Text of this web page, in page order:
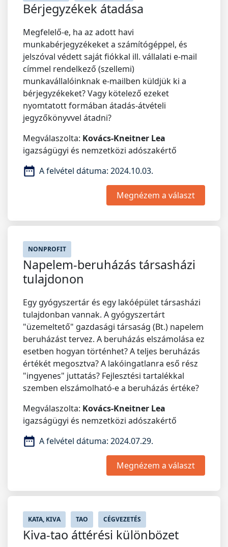
Bérjegyzékek átadása
Megfelelő-e, ha az adott havi
munkabérjegyzékeket a számítógéppel, és
jelszóval védett saját fiókkal ill. vállalati e-mail
címmel rendelkező (szellemi)
munkavállalóinknak e-mailben küldjük ki a
bérjegyzékeket? Vagy kötelező ezeket
nyomtatott formában átadás-átvételi
jegyzőkönyvvel átadni?
Megválaszolta: Kovács-Kneitner Lea
igazságügyi és nemzetközi adószakértő
A felvétel dátuma: 2024.10.03.
Megnézem a választ
NONPROFIT
Napelem-beruházás társasházi
tulajdonon
Egy gyógyszertár és egy lakóépület társasházi
tulajdonban vannak. A gyógyszertárt
"üzemeltető" gazdasági társaság (Bt.) napelem
beruházást tervez. A beruházás elszámolása ez
esetben hogyan történhet? A teljes beruházás
értékét megosztva? A lakóingatlanra eső rész
"ingyenes" juttatás? Fejlesztési tartalékkal
szemben elszámolható-e a beruházás értéke?
Megválaszolta: Kovács-Kneitner Lea
igazságügyi és nemzetközi adószakértő
A felvétel dátuma: 2024.07.29.
Megnézem a választ
KATA, KIVA TAO CÉGVEZETÉS
Kiva-tao áttérési különbözet